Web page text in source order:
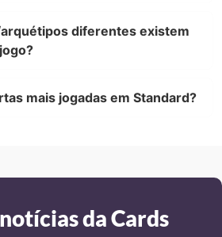
diferentes existem
mais jogadas em Standard?
da Cards